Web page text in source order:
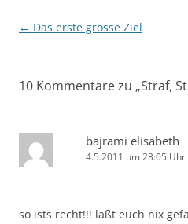
Beitragsnavigation
← Das erste grosse Ziel
10 Kommentare zu „Straf,
bajrami elisabeth
4.5.2011 um 23:05 Uhr
so ists recht!!! laßt euch nix